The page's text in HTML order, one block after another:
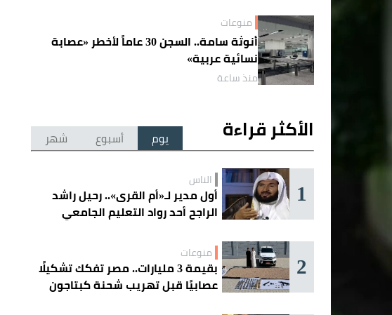
منوعات
أنوثة سامة.. السجن 30 عاماً لأخطر «عصابة
نسائية عربية»
منذ ساعة
الأكثر قراءة يوم أسبوع شهر
1 الناس
أول مدير لـ«أم القرى».. رحيل راشد
الراجح أحد رواد التعليم الجامعي
2 منوعات
بقيمة 3 مليارات.. مصر تفكك تشكيلًا
عصابيًا قبل تهريب شحنة كبتاجون